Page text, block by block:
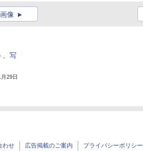
像
、写
29日
わせ 広告掲載のご案内 プライバシーポリシー